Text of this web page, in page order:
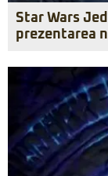
Star Wars
prezentarea